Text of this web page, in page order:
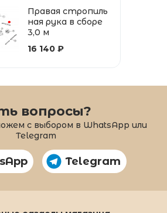
Правая стропиль
ная рука в сборе
3,0 м
16 140 ₽
вопросы?
с выбором в WhatsApp или
Telegram
Telegram